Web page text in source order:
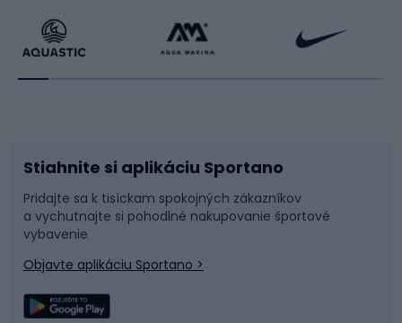
Beh
Príslušenstvo k bicyklom
Časti bicyklov
Raketové športy
Sane a kĺzačky
Snowboard
Stiahnite si aplikáciu Sportano
Pridajte sa k tisíckam spokojných zákazníkov
a vychutnajte si pohodlné nakupovanie športové
vybavenie
Objavte aplikáciu Sportano >